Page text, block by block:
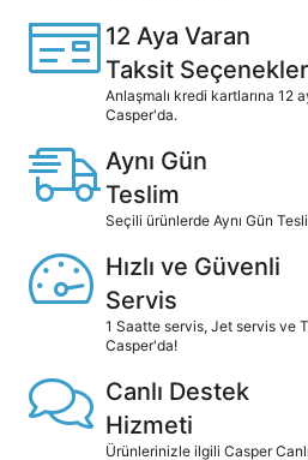
12 Aya Varan
Taksit
Anlaşmalı kredi kartlarına 12
Casper'da.
Aynı Gün
Teslim
Seçili ürünlerde Aynı Gün
Hızlı ve Güvenli
Servis
1 Saatte servis, Jet servis ve
Casper'da!
Canlı Destek
Hizmeti
Ürünlerinizle ilgili Casper